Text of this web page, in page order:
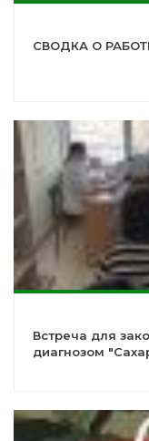
СВОДКА О
Встреча для
диагнозом